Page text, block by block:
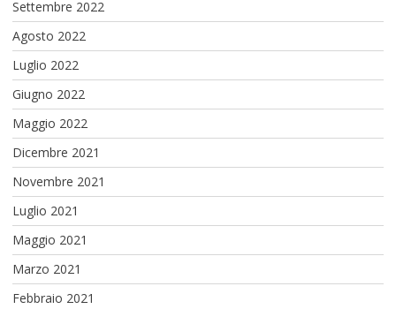
Settembre 2022
Agosto 2022
Luglio 2022
Giugno 2022
Maggio 2022
Dicembre 2021
Novembre 2021
Luglio 2021
Maggio 2021
Marzo 2021
Febbraio 2021